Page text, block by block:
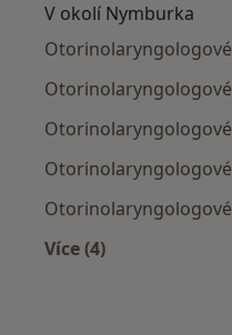
V okolí Nymburka
Otorinolaryngologové
Více (4)